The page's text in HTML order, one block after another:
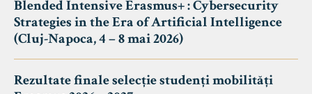
Blended Intensive Erasmus+ : Cybersecurity
Strategies in the Era of Artificial Intelligence
(Cluj-Napoca, 4 – 8 mai 2026)
Rezultate finale selecție studenți mobilități